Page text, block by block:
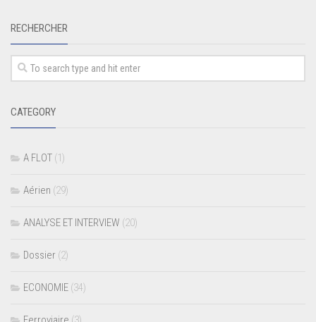
RECHERCHER
CATEGORY
A FLOT (1)
Aérien (29)
ANALYSE ET INTERVIEW (20)
Dossier (2)
ECONOMIE (34)